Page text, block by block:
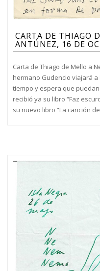
CARTA DE THIAGO
ANTÚNEZ, 16 DE
Carta de Thiago de Mello a
hermano Gudencio viajará
tiempo y espera que
recibió ya su libro “Faz
su nuevo libro “La canción